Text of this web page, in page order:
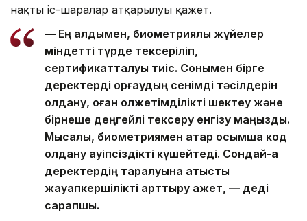
нақты іс-шаралар атқарылуы қажет.
— Ең алдымен, биометриялық жүйелер
міндетті түрде тексеріліп,
сертификатталуы тиіс. Сонымен бірге
деректерді қорғаудың сенімді тәсілдерін
қолдану, оған қолжетімділікті шектеу және
бірнеше деңгейлі тексеру енгізу маңызды.
Мысалы, биометриямен қатар қосымша код
қолдану қауіпсіздікті күшейтеді. Сондай-ақ
деректердің таралуына қатысты
жауапкершілікті арттыру қажет, — деді
сарапшы.